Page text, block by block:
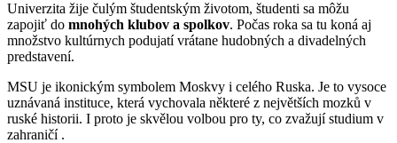
Univerzita žije čulým študentským životom, študenti sa môžu
zapojiť do mnohých klubov a spolkov. Počas roka sa tu koná aj
množstvo kultúrnych podujatí vrátane hudobných a divadelných
predstavení.
MSU je ikonickým symbolem Moskvy i celého Ruska. Je to vysoce
uznávaná instituce, která vychovala některé z největších mozků v
ruské historii. I proto je skvělou volbou pro ty, co zvažujístudium v ​​
zahraničí.